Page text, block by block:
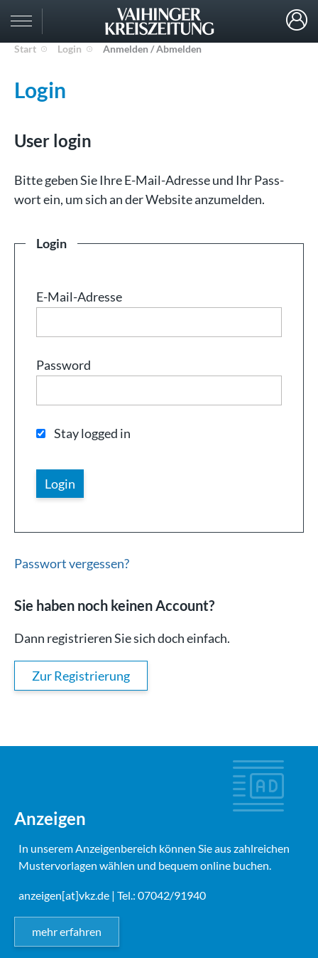
Start Login Anmelden / Abmelden
Login
User login
Bit­te ge­ben Sie Ih­re E-Mail-Adresse und Ihr Pass­
wort ein, um sich an der Web­site an­zu­mel­den.
Login
E-Mail-Adresse
Password
Stay logged in
Passwort vergessen?
Sie haben noch keinen Account?
Dann registrieren Sie sich doch einfach.
Zur Registrierung
Anzeigen
In unserem Anzeigenbereich können Sie aus zahlreichen
Mustervorlagen wählen und bequem online buchen.
anzeigen[at]vkz.de | Tel.: 07042/91940
mehr erfahren